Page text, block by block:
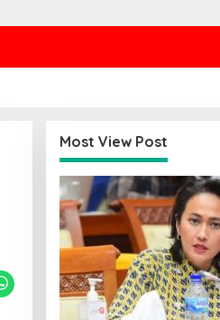
Most View Post